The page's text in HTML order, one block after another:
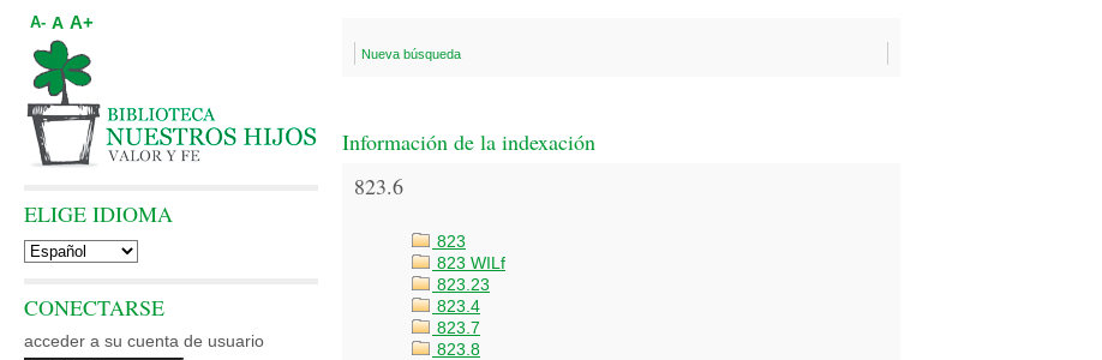
Nueva búsqueda
Información de la indexación
823.6
823
823 WILf
823.23
823.4
823.7
823.8
A- A A+
ELIGE IDIOMA
CONECTARSE
acceder a su cuenta de usuario